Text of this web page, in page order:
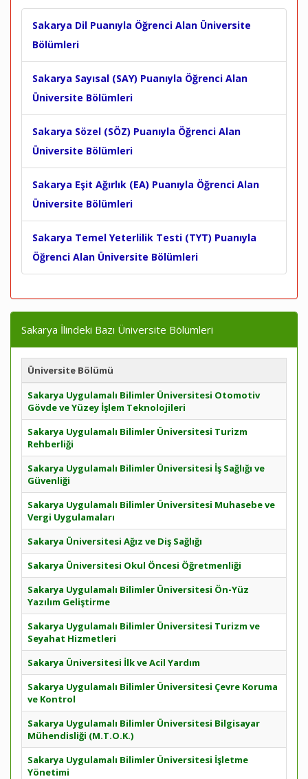
Sakarya Dil Puanıyla Öğrenci Alan Üniversite
Bölümleri
Sakarya Sayısal (SAY) Puanıyla Öğrenci Alan
Üniversite Bölümleri
Sakarya Sözel (SÖZ) Puanıyla Öğrenci Alan
Üniversite Bölümleri
Sakarya Eşit Ağırlık (EA) Puanıyla Öğrenci Alan
Üniversite Bölümleri
Sakarya Temel Yeterlilik Testi (TYT) Puanıyla
Öğrenci Alan Üniversite Bölümleri
Sakarya İlindeki Bazı Üniversite Bölümleri
Üniversite Bölümü
Sakarya Uygulamalı Bilimler Üniversitesi Otomotiv
Gövde ve Yüzey İşlem Teknolojileri
Sakarya Uygulamalı Bilimler Üniversitesi Turizm
Rehberliği
Sakarya Uygulamalı Bilimler Üniversitesi İş Sağlığı ve
Güvenliği
Sakarya Uygulamalı Bilimler Üniversitesi Muhasebe ve
Vergi Uygulamaları
Sakarya Üniversitesi Ağız ve Diş Sağlığı
Sakarya Üniversitesi Okul Öncesi Öğretmenliği
Sakarya Uygulamalı Bilimler Üniversitesi Ön-Yüz
Yazılım Geliştirme
Sakarya Uygulamalı Bilimler Üniversitesi Turizm ve
Seyahat Hizmetleri
Sakarya Üniversitesi İlk ve Acil Yardım
Sakarya Uygulamalı Bilimler Üniversitesi Çevre Koruma
ve Kontrol
Sakarya Uygulamalı Bilimler Üniversitesi Bilgisayar
Mühendisliği (M.T.O.K.)
Sakarya Uygulamalı Bilimler Üniversitesi İşletme
Yönetimi